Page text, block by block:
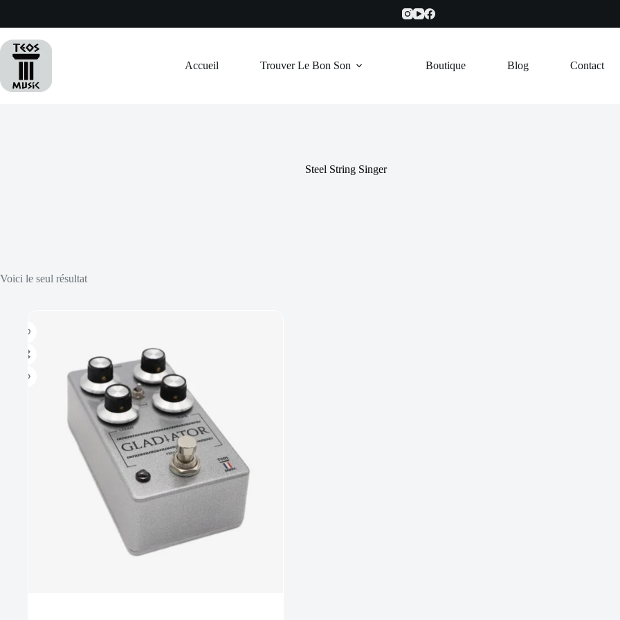
contenu
Accueil Trouver Le Bon Son Boutique Blog Contact
Steel String Singer
Voici le seul résultat